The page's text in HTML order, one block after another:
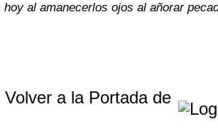
hoy al amanecerlos ojos al añorar
Volver a la Portada de